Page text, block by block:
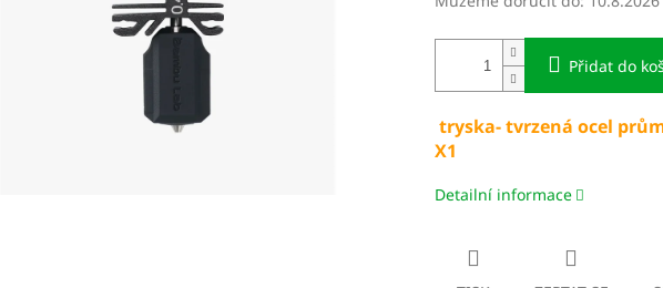
Přidat do
tryska- tvrzená ocel
X1
Detailní informace